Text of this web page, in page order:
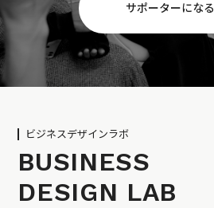
サポーターになる
ビジネスデザインラボ
BUSINESS
DESIGN LAB